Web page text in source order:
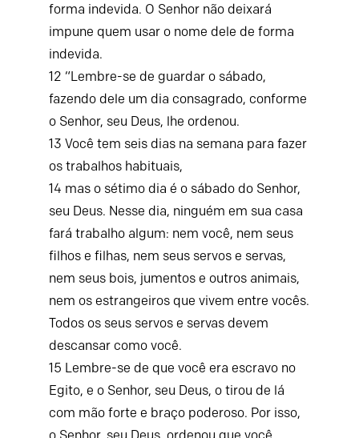
forma indevida. O Senhornão deixará
impune quem usar o nome dele de forma
indevida.
12 “Lembre-se de guardar o sábado,
fazendo dele um dia consagrado, conforme
o Senhor, seu Deus, lhe ordenou.
13 Você tem seis dias na semana para fazer
os trabalhos habituais,
14 mas o sétimo dia é o sábado do Senhor,
seu Deus. Nesse dia, ninguém em sua casa
fará trabalho algum: nem você, nem seus
filhos e filhas, nem seus servos e servas,
nem seus bois, jumentos e outros animais,
nem os estrangeiros que vivem entre vocês.
Todos os seus servos e servas devem
descansar como você.
15 Lembre-se de que você era escravo no
Egito, e o Senhor, seu Deus, o tirou de lá
com mão forte e braço poderoso. Por isso,